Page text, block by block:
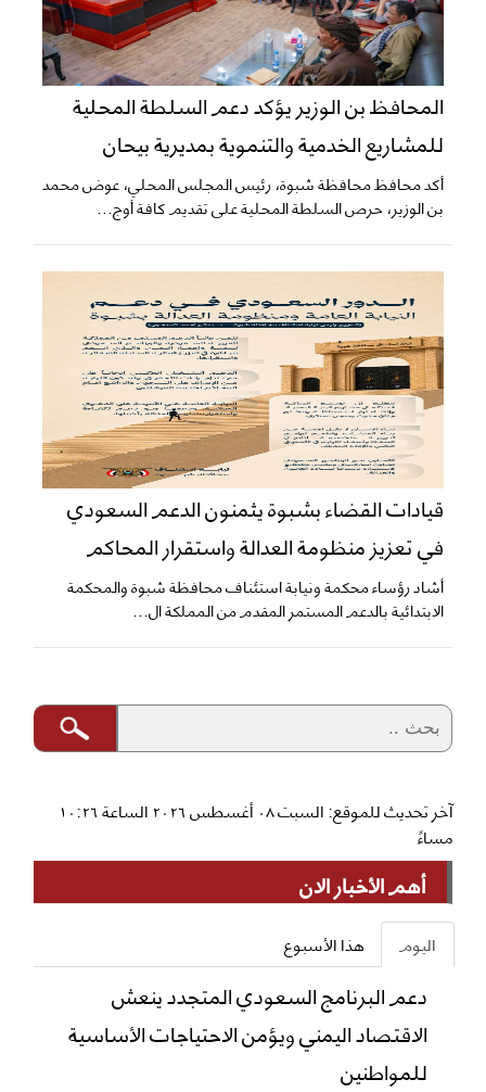
المحافظ بن الوزير يؤكد دعم السلطة المحلية
للمشاريع الخدمية والتنموية بمديرية بيحان
أكد محافظ محافظة شبوة، رئيس المجلس المحلي، عوض محمد
بن الوزير، حرص السلطة المحلية على تقديم كافة أوج...
قيادات القضاء بشبوة يثمنون الدعم السعودي
في تعزيز منظومة العدالة واستقرار المحاكم
​أشاد رؤساء محكمة ونيابة استئناف محافظة شبوة والمحكمة
الابتدائية بالدعم المستمر المقدم من المملكة ال...
آخر تحديث للموقع: السبت ٠٨ أغسطس ٢٠٢٦ الساعة ١٠:٢٦
مساءً
أهم الأخبار الان
اليوم هذا الأسبوع
دعم البرنامج السعودي المتجدد ينعش
الاقتصاد اليمني ويؤمن الاحتياجات الأساسية
للمواطنين